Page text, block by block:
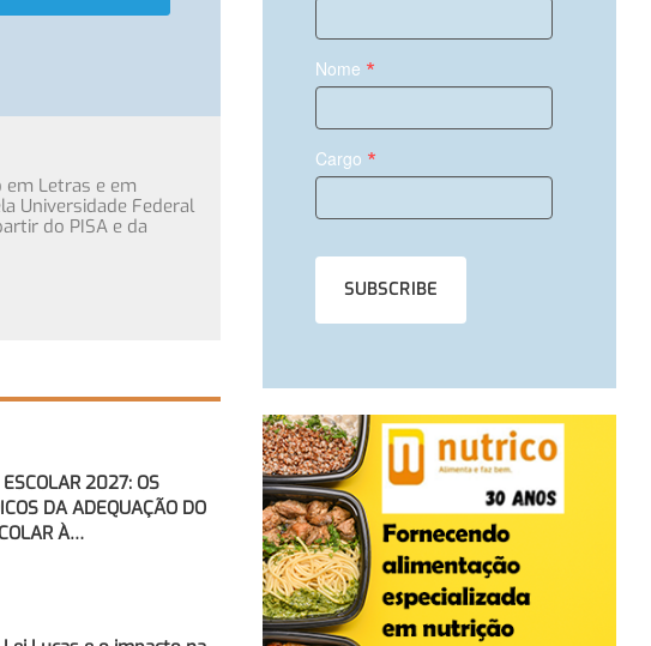
em Letras e em
Universidade Federal
do PISA e da
2027: OS
DA ADEQUAÇÃO DO
À…
Nome *
Cargo *